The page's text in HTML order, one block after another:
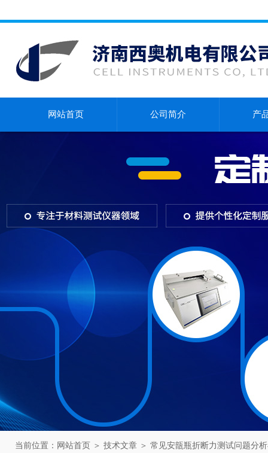
网站首页 公司简介 产
当前位置： 网站首页 ＞ 技术文章 ＞ 常见安瓿瓶折断力测试问题分